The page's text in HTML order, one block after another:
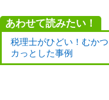
あわせて読みたい！
税理士がひどい！むか
カっとした事例